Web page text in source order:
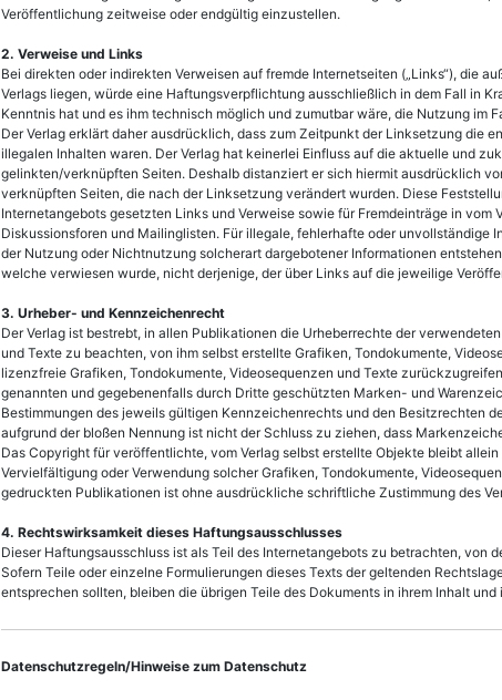
Veröffentlichung zeitweise oder endgültig einzustellen.
2. Verweise und Links
Bei direkten oder indirekten Verweisen auf fremde Internetseiten („Links“), die
Verlags liegen, würde eine Haftungsverpflichtung ausschließlich in dem Fall in
Kenntnis hat und es ihm technisch möglich und zumutbar wäre, die Nutzung im
Der Verlag erklärt daher ausdrücklich, dass zum Zeitpunkt der Linksetzung die
illegalen Inhalten waren. Der Verlag hat keinerlei Einfluss auf die aktuelle und
gelinkten/verknüpften Seiten. Deshalb distanziert er sich hiermit ausdrücklich
verknüpften Seiten, die nach der Linksetzung verändert wurden. Diese
Internetangebots gesetzten Links und Verweise sowie für Fremdeinträge in vom
Diskussionsforen und Mailinglisten. Für illegale, fehlerhafte oder unvollständige
der Nutzung oder Nichtnutzung solcherart dargebotener Informationen
welche verwiesen wurde, nicht derjenige, der über Links auf die jeweilige
3. Urheber- und Kennzeichenrecht
Der Verlag ist bestrebt, in allen Publikationen die Urheberrechte der
und Texte zu beachten, von ihm selbst erstellte Grafiken, Tondokumente,
lizenzfreie Grafiken, Tondokumente, Videosequenzen und Texte
genannten und gegebenenfalls durch Dritte geschützten Marken- und
Bestimmungen des jeweils gültigen Kennzeichenrechts und den Besitzrechten
aufgrund der bloßen Nennung ist nicht der Schluss zu ziehen, dass
Das Copyright für veröffentlichte, vom Verlag selbst erstellte Objekte bleibt
Vervielfältigung oder Verwendung solcher Grafiken, Tondokumente,
gedruckten Publikationen ist ohne ausdrückliche schriftliche Zustimmung des
4. Rechtswirksamkeit dieses Haftungsausschlusses
Dieser Haftungsausschluss ist als Teil des Internetangebots zu betrachten, von
Sofern Teile oder einzelne Formulierungen dieses Texts der geltenden
entsprechen sollten, bleiben die übrigen Teile des Dokuments in ihrem Inhalt
Datenschutzregeln/Hinweise zum Datenschutz